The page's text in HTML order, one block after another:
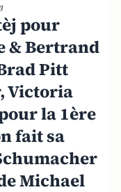
pour
& Bertrand
Pitt
Victoria
la 1ère
fait sa
Michael